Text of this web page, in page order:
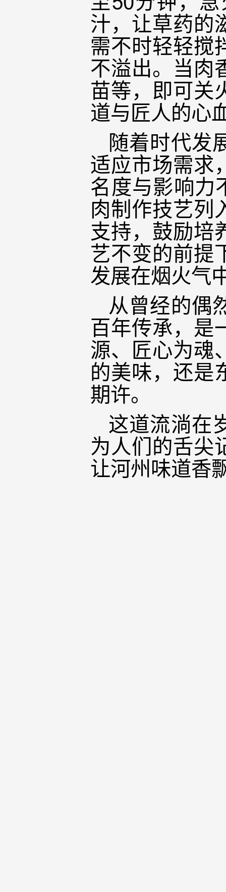
汁，让草药的
需不时轻轻搅
不溢出。当肉
苗等，即可关
道与匠人的心
随着时代发
适应市场需求
名度与影响力
肉制作技艺列
支持，鼓励培
艺不变的前提
发展在烟火气
从曾经的偶
百年传承，是
源、匠心为魂
的美味，还是
期许。
这道流淌在
为人们的舌尖
让河州味道